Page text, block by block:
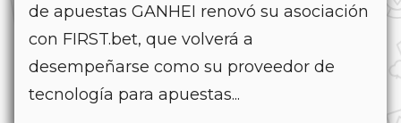
de apuestas GANHEI renovó su asociación
con FIRST.bet, que volverá a
desempeñarse como su proveedor de
tecnología para apuestas...